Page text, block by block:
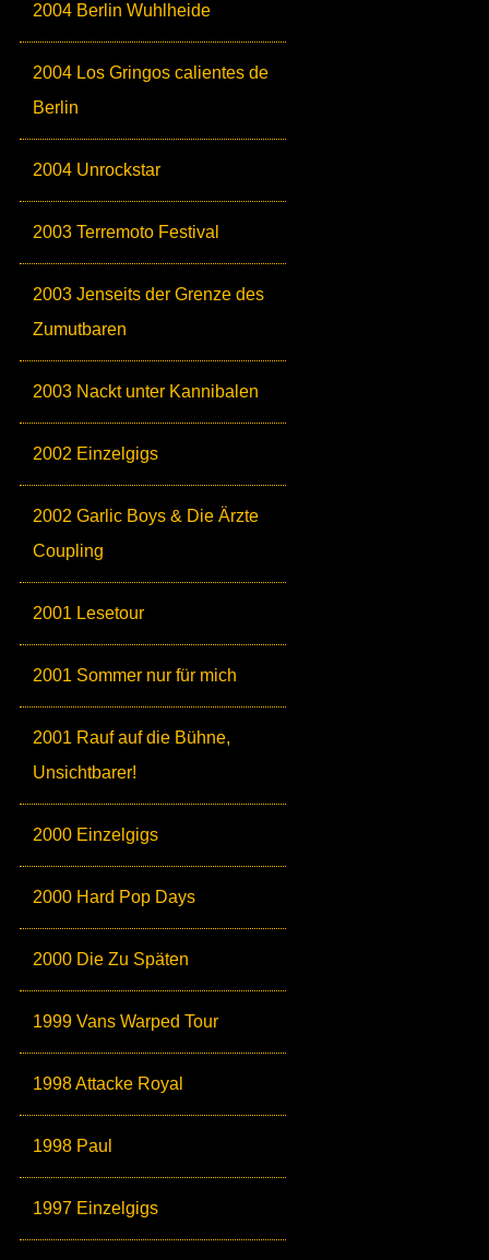
2004 Berlin Wuhlheide
2004 Los Gringos calientes de
Berlin
2004 Unrockstar
2003 Terremoto Festival
2003 Jenseits der Grenze des
Zumutbaren
2003 Nackt unter Kannibalen
2002 Einzelgigs
2002 Garlic Boys & Die Ärzte
Coupling
2001 Lesetour
2001 Sommer nur für mich
2001 Rauf auf die Bühne,
Unsichtbarer!
2000 Einzelgigs
2000 Hard Pop Days
2000 Die Zu Späten
1999 Vans Warped Tour
1998 Attacke Royal
1998 Paul
1997 Einzelgigs